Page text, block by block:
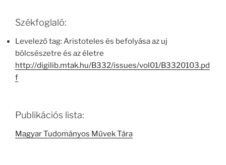
Székfoglaló:
Levelező tag: Aristoteles és befolyása az uj
bölcsészetre és az életre
http://digilib.mtak.hu/B332/issues/vol01/B3320103.pd
f
Publikációs lista:
Magyar Tudományos Művek Tára